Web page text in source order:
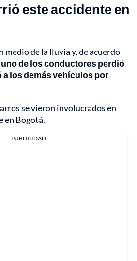
este accidente en
medio de la lluvia y, de acuerdo
uno de los conductores perdió
a los demás vehículos por
se vieron involucrados en
en Bogotá.
PUBLICIDAD